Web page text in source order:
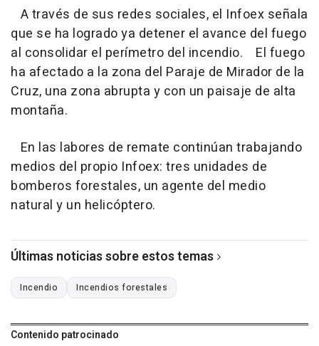
A través de sus redes sociales, el Infoex señala
que se ha logrado ya detener el avance del fuego
al consolidar el perímetro del incendio. El fuego
ha afectado a la zona del Paraje de Mirador de la
Cruz, una zona abrupta y con un paisaje de alta
montaña.
En las labores de remate continúan trabajando
medios del propio Infoex: tres unidades de
bomberos forestales, un agente del medio
natural y un helicóptero.
Últimas noticias sobre estos temas
Incendio Incendios forestales
Contenido patrocinado